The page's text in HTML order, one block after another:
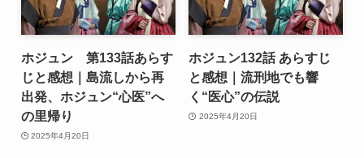
ホジュン 第133話あらす
じと感想｜島流しから再
出発、ホジュン“心医”へ
の里帰り
2025年4月20日
ホジュン132話 あらすじ
と感想｜流刑地でも響
く“医心”の伝説
2025年4月20日